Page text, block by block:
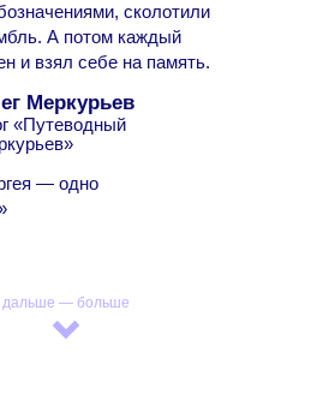
сколотили
А потом каждый
и взял себе на память.
Меркурьев
«Путеводный
— одно
дальше — больше